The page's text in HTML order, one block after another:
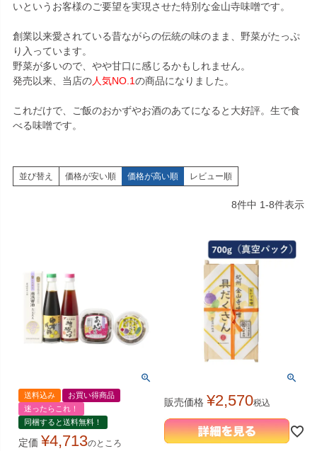
いというお客様のご要望を実現させた特別な金山寺味噌です。
創業以来愛されている昔ながらの伝統の味のまま、野菜がたっぷ
り入っています。
野菜が多いので、やや甘口に感じるかもしれません。
発売以来、当店の人気NO.1の商品になりました。
これだけで、ご飯のおかずやお酒のあてになると大好評。生で食
べる味噌です。
並び替え 価格が安い順 価格が高い順 レビュー順
8件中 1-8件表示
送料込み
お買い得商品
迷ったらこれ！
同梱すると送料無料！
定価 ¥4,713のところ
販売価格 ¥2,570税込